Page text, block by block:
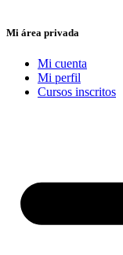
Mi área privada
Mi cuenta
Mi perfil
Cursos inscritos